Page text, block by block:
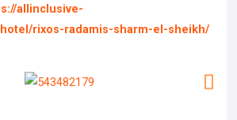
allinclusive-
rixos-radamis-sharm-el-sheikh/